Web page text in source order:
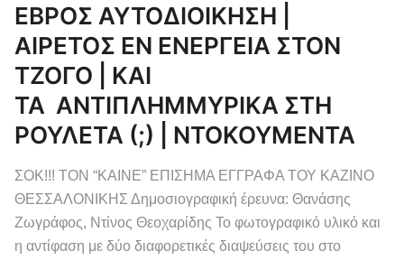
ΕΒΡΟΣ ΑΥΤΟΔΙΟΙΚΗΣΗ |
ΑΙΡΕΤΟΣ ΕΝ ΕΝΕΡΓΕΙΑ ΣΤΟΝ
ΤΖΟΓΟ | ΚΑΙ
ΤΑ ΑΝΤΙΠΛΗΜΜΥΡΙΚΑ ΣΤΗ
ΡΟΥΛΕΤΑ (;) | ΝΤΟΚΟΥΜΕΝΤΑ
ΣΟΚ!!! ΤΟΝ “ΚΑΙΝΕ” ΕΠΙΣΗΜΑ ΕΓΓΡΑΦΑ ΤΟΥ ΚΑΖΙΝΟ
ΘΕΣΣΑΛΟΝΙΚΗΣ Δημοσιογραφική έρευνα: Θανάσης
Ζωγράφος, Ντίνος Θεοχαρίδης Το φωτογραφικό υλικό και
η αντίφαση με δύο διαφορετικές διαψεύσεις του στο